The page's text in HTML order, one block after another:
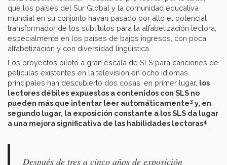
que los países del Sur Global y la comunidad educativa
mundial en su conjunto hayan pasado por alto el potencial
transformador de los subtítulos para la alfabetización lectora,
especialmente en los países de bajos ingresos, con poca
alfabetización y con diversidad lingüística.
Los proyectos piloto a gran escala de SLS para canciones de
películas existentes en la televisión en ocho idiomas
principales han descubierto dos cosas: en primer lugar, los
lectores débiles expuestos a contenidos con SLS no
pueden más que intentar leer automáticamente3 y, en
segundo lugar, la exposición constante a los SLS da lugar
a una mejora significativa de las habilidades lectoras4.
Después de tres a cinco años de exposición